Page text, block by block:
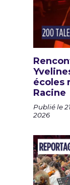
écoles
Racine
Publié le
2026